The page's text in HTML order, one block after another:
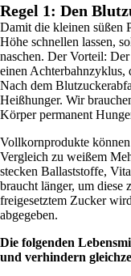
Regel 1: Den
Damit die kleinen süßen
Höhe schnellen lassen,
naschen. Der Vorteil:
einen Achterbahnzyklus,
Nach dem
Heißhunger. Wir
Körper permanent
Vollkornprodukte
Vergleich zu weißem
stecken Ballaststoffe,
braucht länger, um diese
freigesetztem Zucker
abgegeben.
Die folgenden
und verhindern